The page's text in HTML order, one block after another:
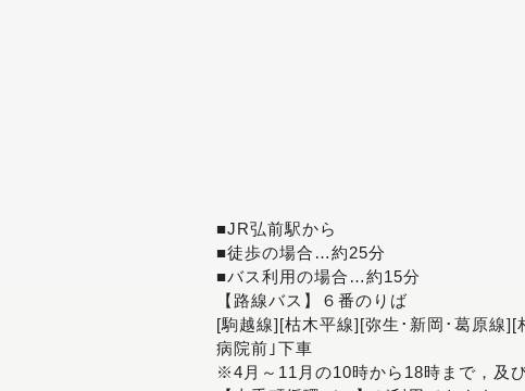
■JR弘前駅から
■徒歩の場合…約25分
■バス利用の場合…約15分
【路線バス】６番のりば
[駒越線][枯木平線][弥生･新岡･葛原線
病院前｣下車
※4月～11月の10時から18時まで，及